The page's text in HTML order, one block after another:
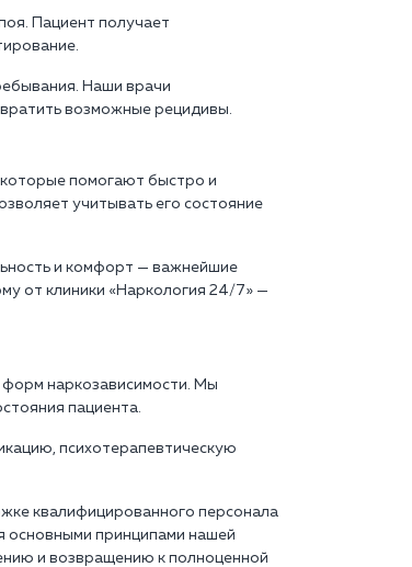
Пациент получает
Наши врачи
возможные рецидивы.
которые помогают быстро и
учитывать его состояние
и комфорт — важнейшие
от клиники «Наркология 24/7» —
наркозависимости. Мы
пациента.
психотерапевтическую
квалифицированного персонала
основными принципами нашей
и возвращению к полноценной